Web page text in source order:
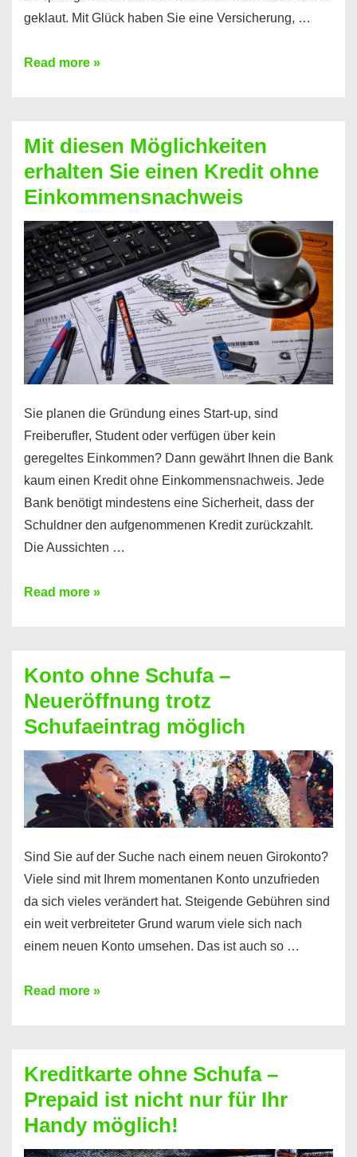
geklaut. Mit Glück haben Sie eine Versicherung, …
Ferratum
für
schnelle
Durchstarter
Read more »
Mit diesen Möglichkeiten
erhalten Sie einen Kredit ohne
Einkommensnachweis
Sie planen die Gründung eines Start-up, sind
Freiberufler, Student oder verfügen über kein
geregeltes Einkommen? Dann gewährt Ihnen die Bank
kaum einen Kredit ohne Einkommensnachweis. Jede
Bank benötigt mindestens eine Sicherheit, dass der
Schuldner den aufgenommenen Kredit zurückzahlt.
Die Aussichten …
Mit
Sie
einen
Kredit
ohne
Einkommensnachweis
Read more »
Konto ohne Schufa –
Neueröffnung trotz
Schufaeintrag möglich
Sind Sie auf der Suche nach einem neuen Girokonto?
Viele sind mit Ihrem momentanen Konto unzufrieden
da sich vieles verändert hat. Steigende Gebühren sind
ein weit verbreiteter Grund warum viele sich nach
einem neuen Konto umsehen. Das ist auch so …
Konto
Neueröffnung
trotz
Schufaeintrag
möglich
Read more »
Kreditkarte ohne Schufa –
Prepaid ist nicht nur für Ihr
Handy möglich!